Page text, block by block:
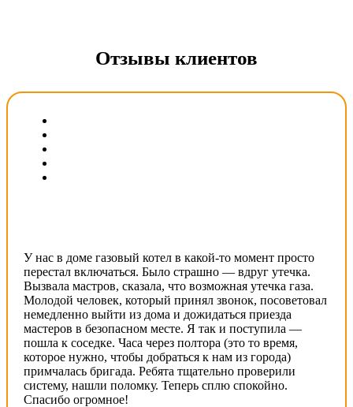
Отзывы клиентов
У нас в доме газовый котел в какой-то момент просто
перестал включаться. Было страшно — вдруг утечка.
Вызвала мастров, сказала, что возможная утечка газа.
Молодой человек, который принял звонок, посоветовал
немедленно выйти из дома и дожидаться приезда
мастеров в безопасном месте. Я так и поступила —
пошла к соседке. Часа через полтора (это то время,
которое нужно, чтобы добраться к нам из города)
примчалась бригада. Ребята тщательно проверили
систему, нашли поломку. Теперь сплю спокойно.
Спасибо огромное!